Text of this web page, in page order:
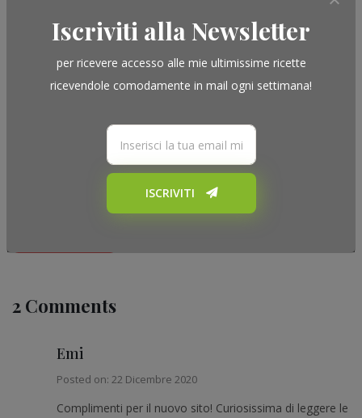
Iscriviti alla Newsletter
per ricevere accesso alle mie ultimissime ricette
ricevendole comodamente in mail ogni settimana!
ISCRIVITI
Articoli
2° Riepilogo Ricette Febbraio 2020
22 Febbraio 2021
2° Riepilogo Ricette Febbraio 2020
2 Comments
Emi
Posted on: 22 Dicembre 2020
Complimenti per il nuovo sito! Curiosissima di leggere le